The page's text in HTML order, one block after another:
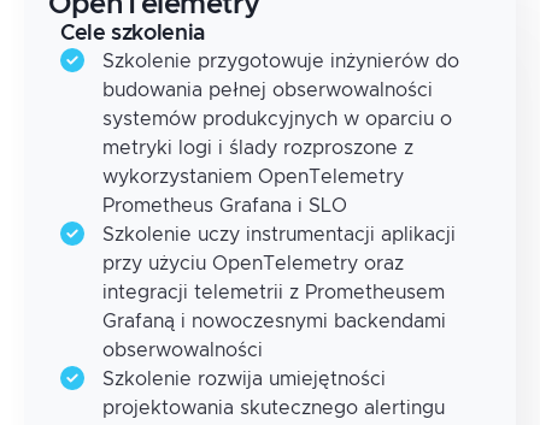
Cele szkolenia
Szkolenie przygotowuje inżynierów do
budowania pełnej obserwowalności
systemów produkcyjnych w oparciu o
metryki logi i ślady rozproszone z
wykorzystaniem OpenTelemetry
Prometheus Grafana i SLO
Szkolenie uczy instrumentacji aplikacji
przy użyciu OpenTelemetry oraz
integracji telemetrii z Prometheusem
Grafaną i nowoczesnymi backendami
obserwowalności
Szkolenie rozwija umiejętności
projektowania skutecznego alertingu